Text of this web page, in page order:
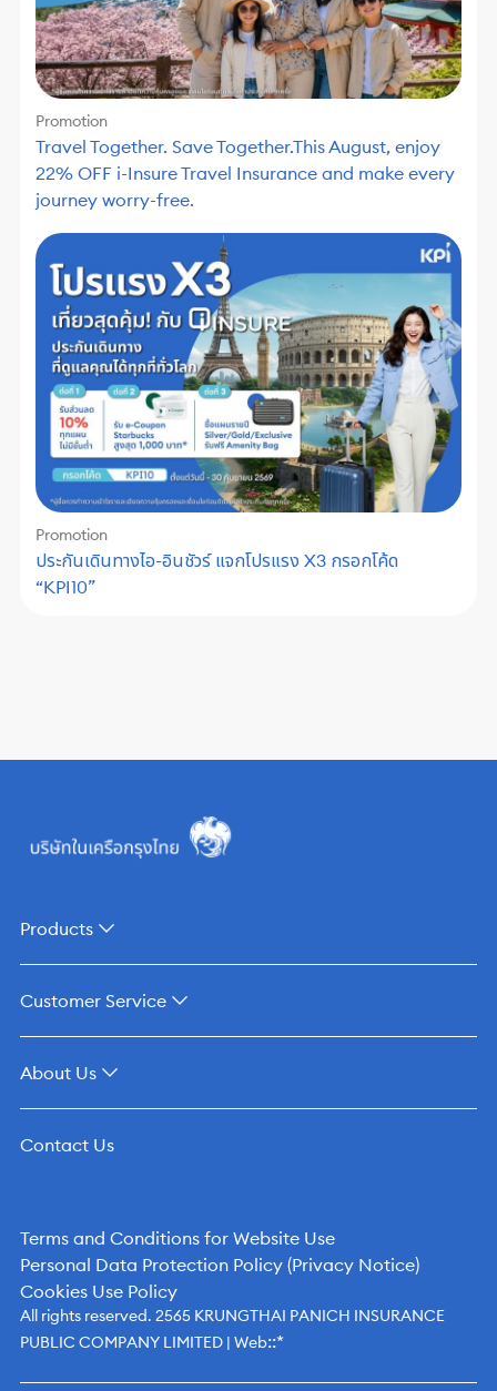
Promotion
Travel Together. Save Together.This August, enjoy
22% OFF i-Insure Travel Insurance and make every
journey worry-free.
Promotion
ประกันเดินทางไอ-อินชัวร์ แจกโปรแรง X3 กรอกโค้ด
“KPI10”
Products
Customer Service
About Us
Contact Us
Terms and Conditions for Website Use
Personal Data Protection Policy (Privacy Notice)
Cookies Use Policy
All rights reserved. 2565 KRUNGTHAI PANICH INSURANCE
PUBLIC COMPANY LIMITED | Web::*